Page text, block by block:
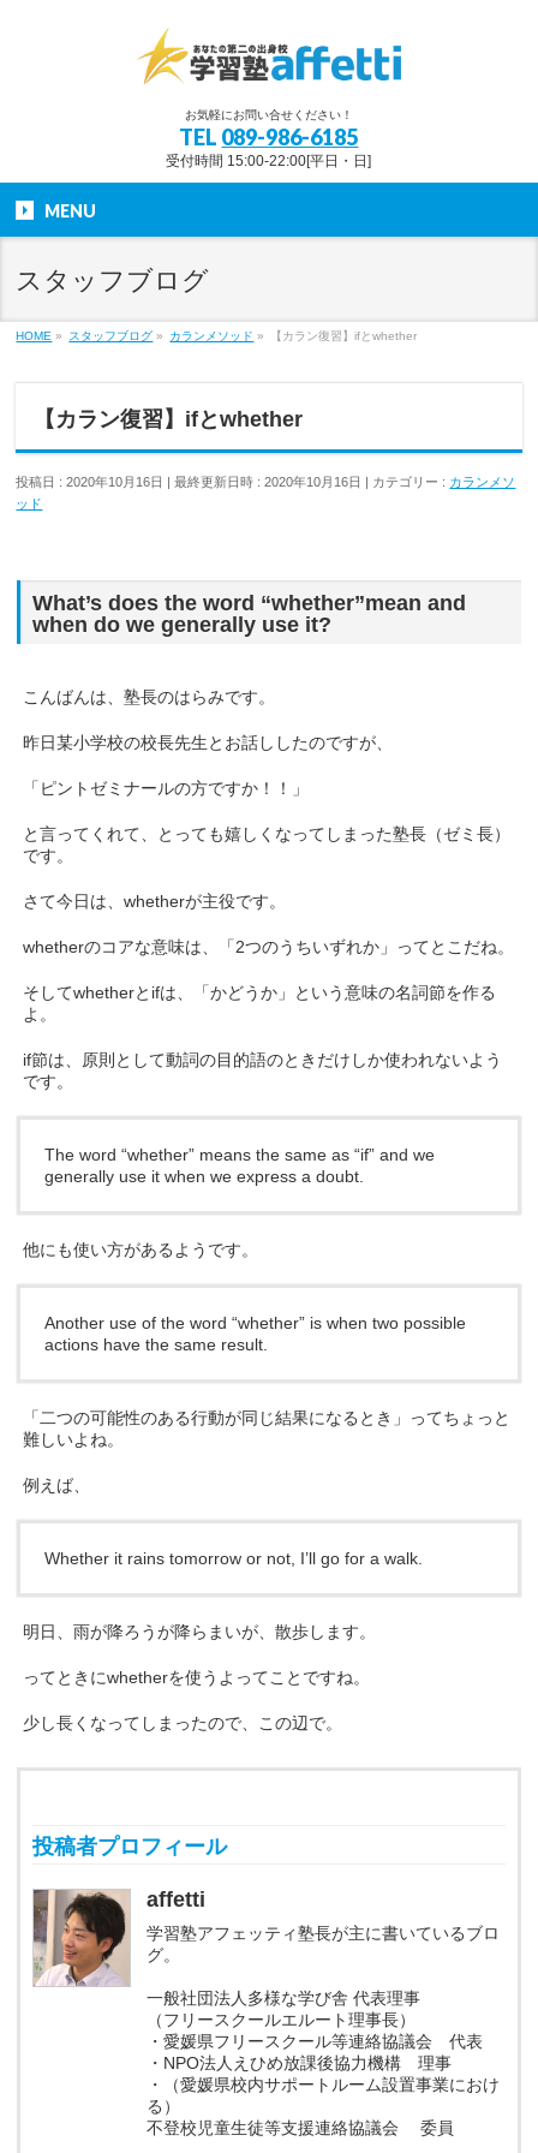
お気軽にお問い合せください！
TEL 089-986-6185
受付時間 15:00-22:00[平日・日]
MENU
スタッフブログ
HOME » スタッフブログ » カランメソッド » 【カラン復習】ifとwhether
【カラン復習】ifとwhether
投稿日 : 2020年10月16日 最終更新日時 : 2020年10月16日 カテゴリー : カランメソ
ッド
What’s does the word “whether”mean and
when do we generally use it?
こんばんは、塾長のはらみです。
昨日某小学校の校長先生とお話ししたのですが、
「ピントゼミナールの方ですか！！」
と言ってくれて、とっても嬉しくなってしまった塾長（ゼミ長）
です。
さて今日は、whetherが主役です。
whetherのコアな意味は、「2つのうちいずれか」ってとこだね。
そしてwhetherとifは、「かどうか」という意味の名詞節を作る
よ。
if節は、原則として動詞の目的語のときだけしか使われないよう
です。
The word “whether” means the same as “if” and we
generally use it when we express a doubt.
他にも使い方があるようです。
Another use of the word “whether” is when two possible
actions have the same result.
「二つの可能性のある行動が同じ結果になるとき」ってちょっと
難しいよね。
例えば、
Whether it rains tomorrow or not, I’ll go for a walk.
明日、雨が降ろうが降らまいが、散歩します。
ってときにwhetherを使うよってことですね。
少し長くなってしまったので、この辺で。
投稿者プロフィール
affetti
学習塾アフェッティ塾長が主に書いているブロ
グ。
一般社団法人多様な学び舎 代表理事
（フリースクールエルート理事長）
・愛媛県フリースクール等連絡協議会 代表
・NPO法人えひめ放課後協力機構 理事
・（愛媛県校内サポートルーム設置事業におけ
る）
不登校児童生徒等支援連絡協議会 委員